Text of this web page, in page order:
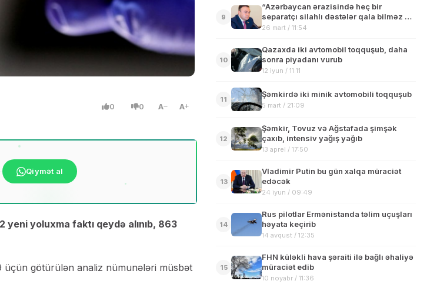
0 0 A A
Qiymət al
yeni yoluxma faktı qeydə alınıb, 863
üçün götürülən analiz nümunələri müsbət
9
“Azərbaycan ərazisində heç bir
separatçı silahlı dəstələr qala bilməz və
qalmayacaq” – Deputatdan İrəvana sərt
26 mart / 11:54
10
Qazaxda iki avtomobil toqquşub, daha
sonra piyadanı vurub
12 iyun / 11:11
11
Şəmkirdə iki minik avtomobili toqquşub
5 mart / 21:09
12
Şəmkir, Tovuz və Ağstafada şimşək
çaxıb, intensiv yağış yağıb
13 aprel / 17:50
13
Vladimir Putin bu gün xalqa müraciət
edəcək
24 iyun / 09:49
14
Rus pilotlar Ermənistanda təlim uçuşları
həyata keçirib
14 avqust / 12:35
15
FHN küləkli hava şəraiti ilə bağlı əhaliyə
müraciət edib
10 noyabr / 11:36